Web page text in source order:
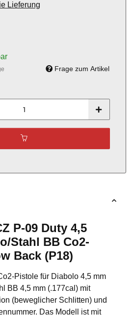
Lieferung
Frage zum Artikel
P-09 Duty 4,5
Stahl BB Co2-
Back (P18)
Pistole für Diabolo 4,5 mm
BB 4,5 mm (.177cal) mit
(beweglicher Schlitten) und
Das Modell ist mit